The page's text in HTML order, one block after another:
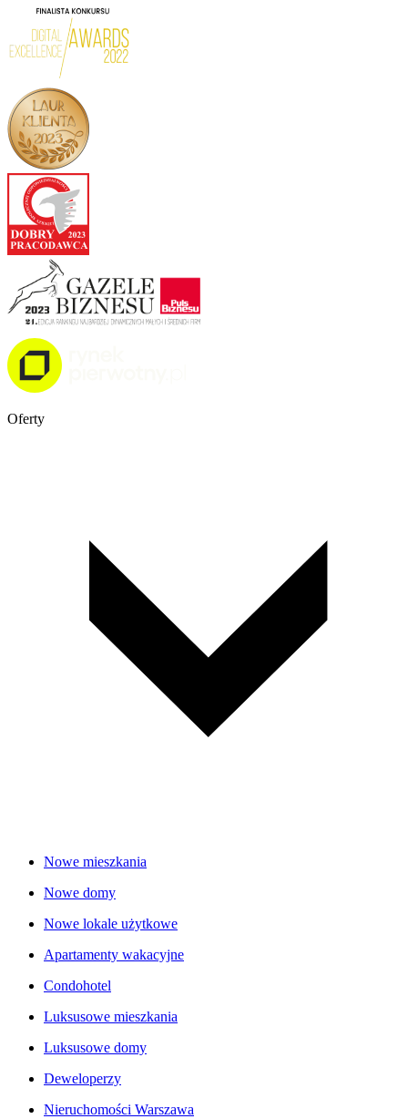
Oferty
Nowe mieszkania
Nowe domy
Nowe lokale użytkowe
Apartamenty wakacyjne
Condohotel
Luksusowe mieszkania
Luksusowe domy
Deweloperzy
Nieruchomości Warszawa